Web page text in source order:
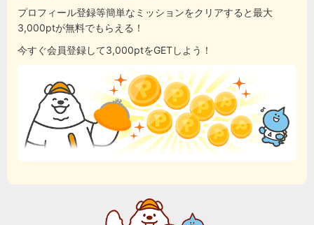
プロフィール登録等簡単なミッションをクリアすると最大
3,000ptが無料でもらえる！
今すぐ会員登録して3,000ptをGETしよう！